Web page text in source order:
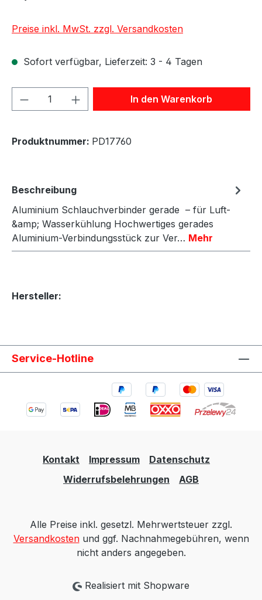
Preise inkl. MwSt. zzgl. Versandkosten
Sofort verfügbar, Lieferzeit: 3 - 4 Tagen
Produkt Anzahl: Gib denIn den Warenkorb
Produktnummer: PD17760
Beschreibung
Aluminium Schlauchverbinder gerade – für Luft-
&amp; Wasserkühlung Hochwertiges gerades
Aluminium-Verbindungsstück zur Ver… Mehr
Hersteller:
Service-Hotline
Kontakt Impressum
Datenschutz
Widerrufsbelehrungen
AGB
Alle Preise inkl. gesetzl. Mehrwertsteuer zzgl.
Versandkostenund ggf. Nachnahmegebühren, wenn
nicht anders angegeben.
Realisiert mit Shopware